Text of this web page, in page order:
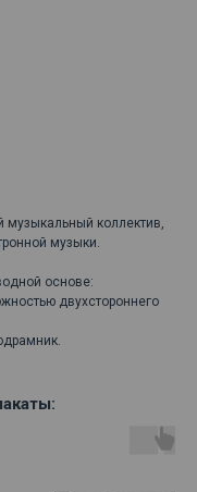
музыкальный коллектив,
музыки.
основе:
двухстороннего